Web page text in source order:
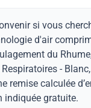
si vous
d'air
du
-
remise calculée
indiquée gratuite.